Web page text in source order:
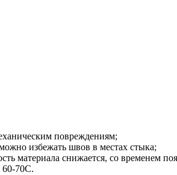
повреждениям;
избежать швов в местах стыка;
материала снижается, со временем
60-70С.